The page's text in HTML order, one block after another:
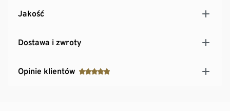
Jakość
Dostawa i zwroty
Opinie klientów